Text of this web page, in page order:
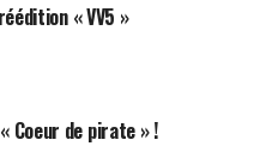
« VV5 »
Coeur de pirate » !